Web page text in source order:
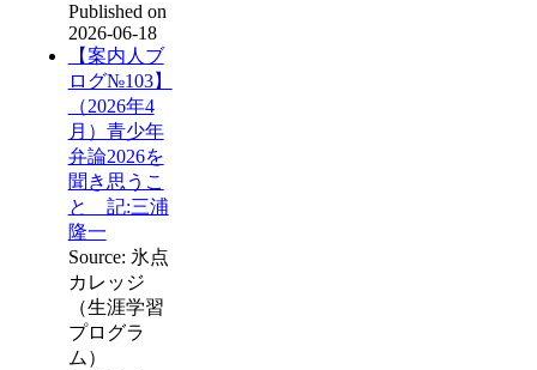
Published on
2026-06-18
【案内人ブ
ログ№103】
（2026年4
月）青少年
弁論2026を
聞き思うこ
と 記:三浦
隆一
Source: 氷点
カレッジ
（生涯学習
プログラ
ム）